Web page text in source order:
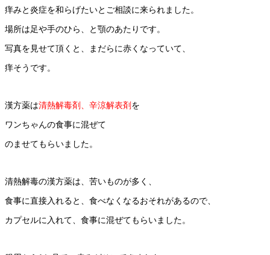
痒みと炎症を和らげたいとご相談に来られました。
場所は足や手のひら、と顎のあたりです。
写真を見せて頂くと、まだらに赤くなっていて、
痒そうです。
漢方薬は清熱解毒剤、辛涼解表剤 を
ワンちゃんの食事に混ぜて
のませてもらいました。
清熱解毒の漢方薬は、苦いものが多く、
食事に直接入れると、食べなくなるおそれがあるので、
カプセルに入れて、食事に混ぜてもらいました。